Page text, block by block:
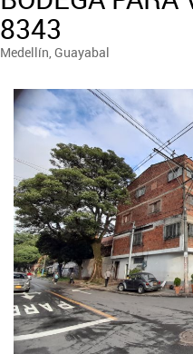
8343
Medellín, Guayabal